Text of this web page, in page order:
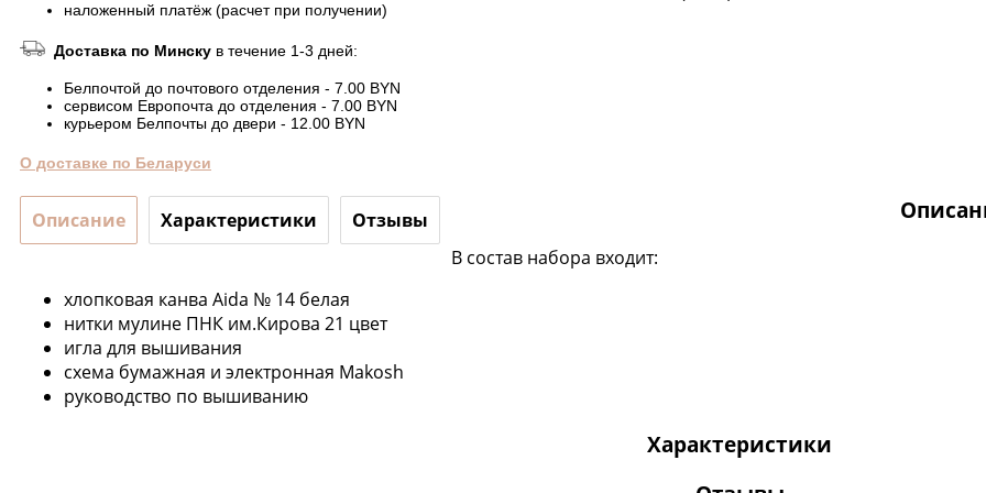
наложенный платёж (расчет при получении)
Доставка по Минску в течение 1-3 дней:
Белпочтой до почтового отделения - 7.00 BYN
сервисом Европочта до отделения - 7.00 BYN
курьером Белпочты до двери - 12.00 BYN
О доставке по Беларуси
Описание Характеристики Отзывы
В состав набора входит:
хлопковая канва Aida № 14 белая
нитки мулине ПНК им.Кирова 21 цвет
игла для вышивания
схема бумажная и электронная Makosh
руководство по вышиванию
Характеристики